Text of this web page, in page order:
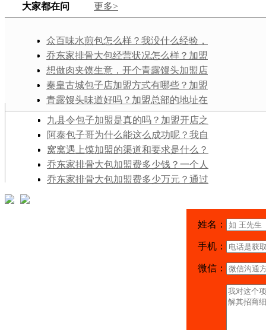
大家都在问 更多>
众百味水煎包怎么样？我没什么经验，
但是想学着自己开众百味水煎包加盟店试
试看，可行吗？
乔东家排骨大包经营状况怎么样？加盟
乔东家排骨大包开店的条件难吗？
想做肉夹馍生意，开个青露馒头加盟店
咋样？我考察了很久，就觉得这个牌子还
行
秦皇古城包子店加盟方式有哪些？加盟
秦皇古城包子的费用是多少钱？
青露馒头味道好吗？加盟总部的地址在
哪里啊？
九县令包子加盟是真的吗？加盟开店之
前需要了解哪些情况呢？
阿泰包子哥为什么能这么成功呢？我自
己开店是不是也可以像他一样？
窝窝遇上馍加盟的渠道和要求是什么？
窝窝遇上馍店还赚钱吗？
乔东家排骨大包加盟费多少钱？一个人
的用餐价格里，利润能有多少？
乔东家排骨大包加盟费多少万元？通过
姓名：
手机：
微信：